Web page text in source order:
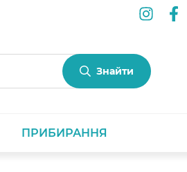
Знайти
ПРИБИРАННЯ